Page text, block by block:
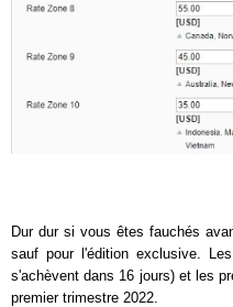
Dur dur si vous êtes fauchés
sauf pour l'édition exclusive.
s'achèvent dans 16 jours) et les
premier trimestre 2022.